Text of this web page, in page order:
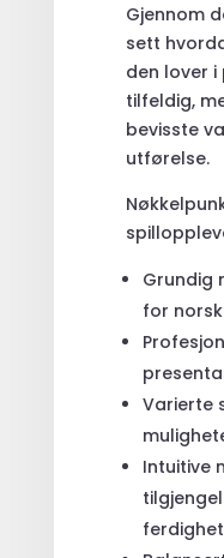
Gjennom
sett
den lover i
tilfeldig,
bevisste
utførelse.
Grundig
for
Varierte
Intuitive